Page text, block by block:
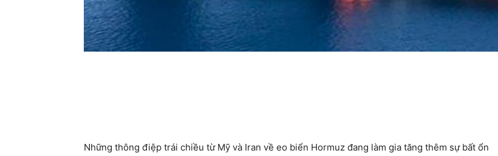
Những thông điệp trái chiều từ Mỹ và Iran về eo biển Hormuz đang làm gia tăng thêm sự bất ổn